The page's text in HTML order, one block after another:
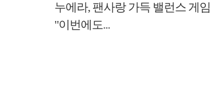
누에라, 팬사랑 가득 밸런스 게임
"이번에도...